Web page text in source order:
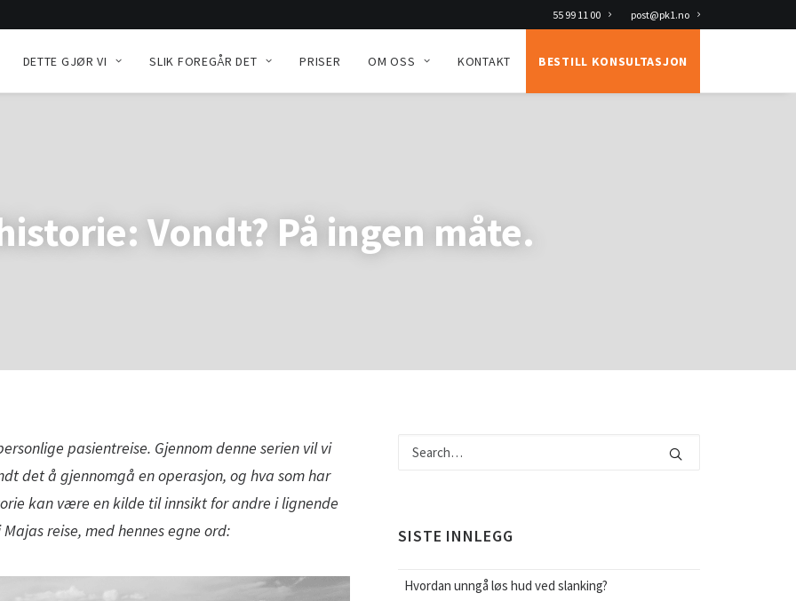
55 99 11 00 post@pk1.no
DETTE GJØR VI SLIK FOREGÅR DET PRISER OM OSS KONTAKT BESTILL KONSULTASJON
Vondt? På ingen måte.
pasientreise. Gjennom denne serien vil vi
det å gjennomgå en operasjon, og hva som har
kan være en kilde til innsikt for andre i lignende
reise, med hennes egne ord:
SISTE INNLEGG
Hvordan unngå løs hud ved slanking?